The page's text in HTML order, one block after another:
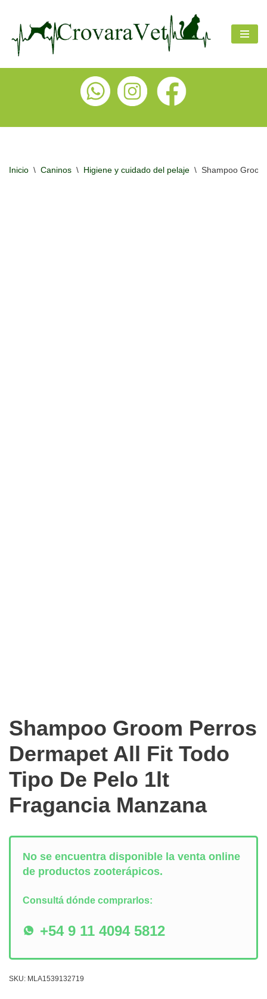
Inicio \ Caninos \ Higiene y cuidado del pelaje \ Shampoo
Shampoo Groom Perros
Dermapet All Fit Todo
Tipo De Pelo 1lt
Fragancia Manzana
No se encuentra disponible la venta online
de productos zooterápicos.
Consultá dónde comprarlos:
+54 9 11 4094 5812
SKU: MLA1539132719